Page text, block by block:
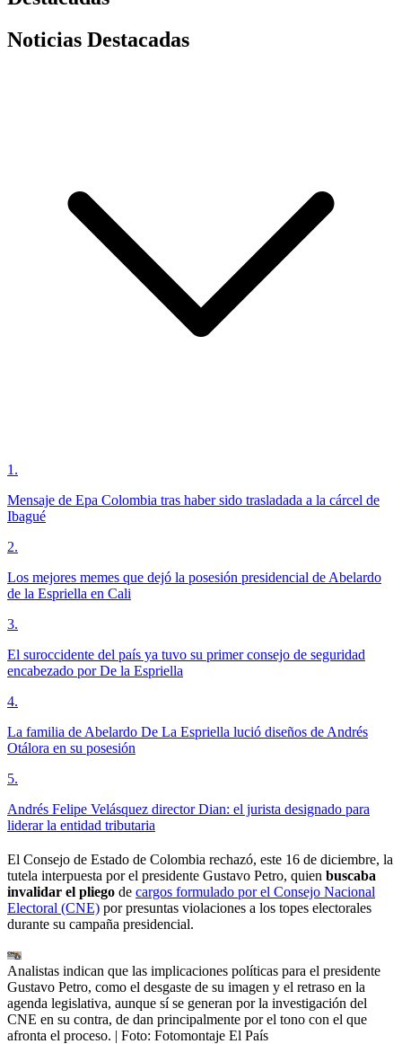
Noticias Destacadas
1 .
Mensaje de Epa Colombia tras haber sido trasladada a la cárcel de
Ibagué
2.
Los mejores memes que dejó la posesión presidencial de Abelardo
de la Espriella en Cali
3.
El suroccidente del país ya tuvo su primer consejo de seguridad
encabezado por De la Espriella
4.
La familia de Abelardo De La Espriella lució diseños de Andrés
Otálora en su posesión
5.
Andrés Felipe Velásquez director Dian: el jurista designado para
liderar la entidad tributaria
El Consejo de Estado de Colombia rechazó, este 16 de diciembre, la
tutela interpuesta por el presidente Gustavo Petro, quien buscaba
invalidar el pliego de cargos formulado por el Consejo Nacional
Electoral (CNE) por presuntas violaciones a los topes electorales
durante su campaña presidencial.
Analistas indican que las implicaciones políticas para el presidente
Gustavo Petro, como el desgaste de su imagen y el retraso en la
agenda legislativa, aunque sí se generan por la investigación del
CNE en su contra, de dan principalmente por el tono con el que
afronta el proceso. | Foto: Fotomontaje El País